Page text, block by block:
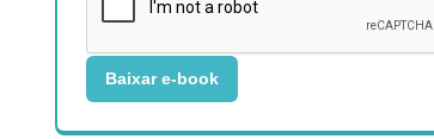
Baixar e-book